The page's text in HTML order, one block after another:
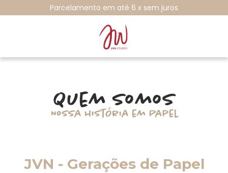
Parcelamento em até 6 x sem juros
JVN - Gerações de Papel